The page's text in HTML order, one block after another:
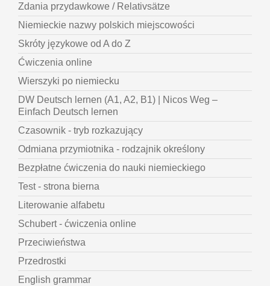
Zdania przydawkowe / Relativsätze
Niemieckie nazwy polskich miejscowości
Skróty językowe od A do Z
Ćwiczenia online
Wierszyki po niemiecku
DW Deutsch lernen (A1, A2, B1) | Nicos Weg –
Einfach Deutsch lernen
Czasownik - tryb rozkazujący
Odmiana przymiotnika - rodzajnik określony
Bezpłatne ćwiczenia do nauki niemieckiego
Test - strona bierna
Literowanie alfabetu
Schubert - ćwiczenia online
Przeciwieństwa
Przedrostki
English grammar